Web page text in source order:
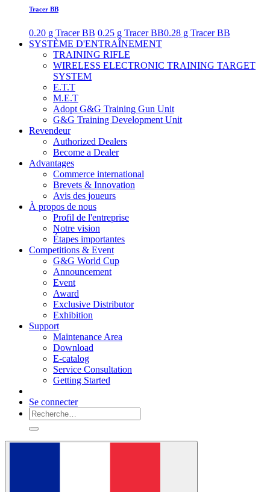
Tracer BB
0.20 g Tracer BB 0.25 g Tracer BB0.28 g Tracer BB
SYSTÈME D'ENTRAÎNEMENT
TRAINING RIFLE
WIRELESS ELECTRONIC TRAINING TARGET
SYSTEM
E.T.T
M.E.T
Adopt G&G Training Gun Unit
G&G Training Development Unit
Revendeur
Authorized Dealers
Become a Dealer
Advantages
Commerce international
Brevets & Innovation
Avis des joueurs
À propos de nous
Profil de l'entreprise
Notre vision
Étapes importantes
Competitions & Event
G&G World Cup
Announcement
Event
Award
Exclusive Distributor
Exhibition
Support
Maintenance Area
Download
E-catalog
Service Consultation
Getting Started
Se connecter